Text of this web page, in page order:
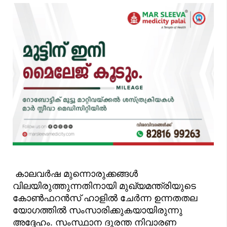
കാലവർഷ മുന്നൊരുക്കങ്ങൾ
വിലയിരുത്തുന്നതിനായി മുഖ്യമന്ത്രിയുടെ
കോൺഫറൻസ് ഹാളിൽ ചേർന്ന ഉന്നതതല
യോഗത്തിൽ സംസാരിക്കുകയായിരുന്നു
അദ്ദേഹം. സംസ്ഥാന ദുരന്ത നിവാരണ